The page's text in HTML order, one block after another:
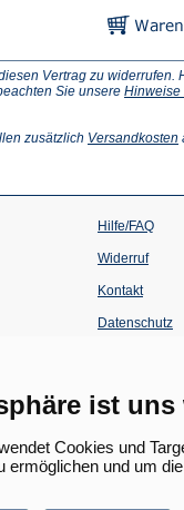
ist
Cookies und
ermöglichen und um
Vertrag zu widerrufen.
Sie unsere Hinweise
zusätzlich Versandkosten
Hilfe/FAQ
Widerruf
Kontakt
Datenschutz